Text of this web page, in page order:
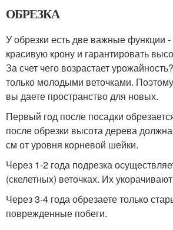
ОБРЕЗКА
У обрезки есть две важные функции
красивую крону и гарантировать
За счет чего возрастает
только молодыми веточками.
вы даете пространство для новых.
Первый год после посадки
после обрезки высота дерева
см от уровня корневой шейки.
Через 1-2 года подрезка
(скелетных) веточках. Их
Через 3-4 года обрезаете только
поврежденные побеги.